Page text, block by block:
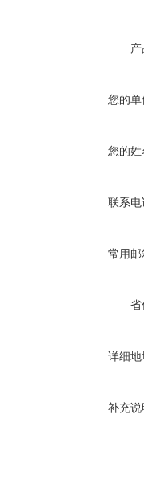
您的单
您的姓
联系电
常用邮
省
详细地
补充说